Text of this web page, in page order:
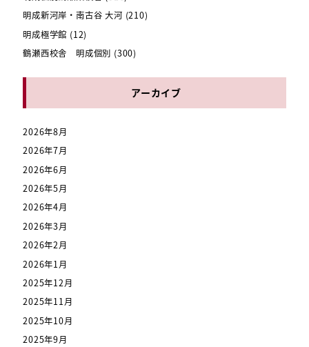
明成新河岸・南古谷 大河 (210)
明成極学館 (12)
鶴瀬西校舎 明成個別 (300)
アーカイブ
2026年8月
2026年7月
2026年6月
2026年5月
2026年4月
2026年3月
2026年2月
2026年1月
2025年12月
2025年11月
2025年10月
2025年9月